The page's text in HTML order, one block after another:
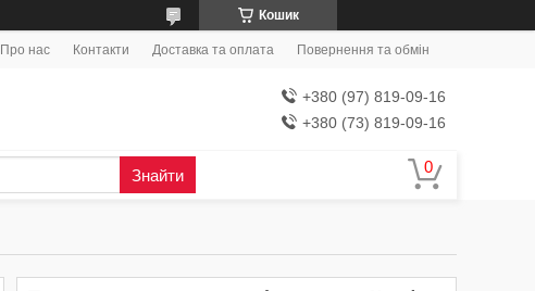
Кошик
Про нас Контакти Доставка та оплата Повернення та обмін
+380 (97) 819-09-16
+380 (73) 819-09-16
Знайти